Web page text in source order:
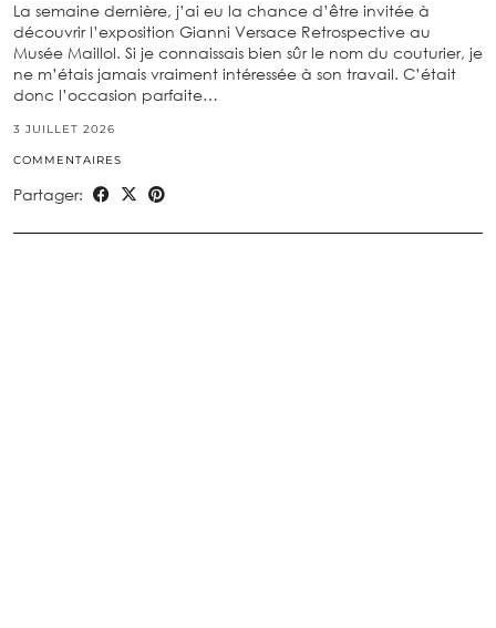
La semaine dernière, j’ai eu la chance d’être invitée à
découvrir l’exposition Gianni Versace Retrospective au
Musée Maillol. Si je connaissais bien sûr le nom du couturier, je
ne m’étais jamais vraiment intéressée à son travail. C’était
donc l’occasion parfaite…
3 JUILLET 2026
COMMENTAIRES
Partager: